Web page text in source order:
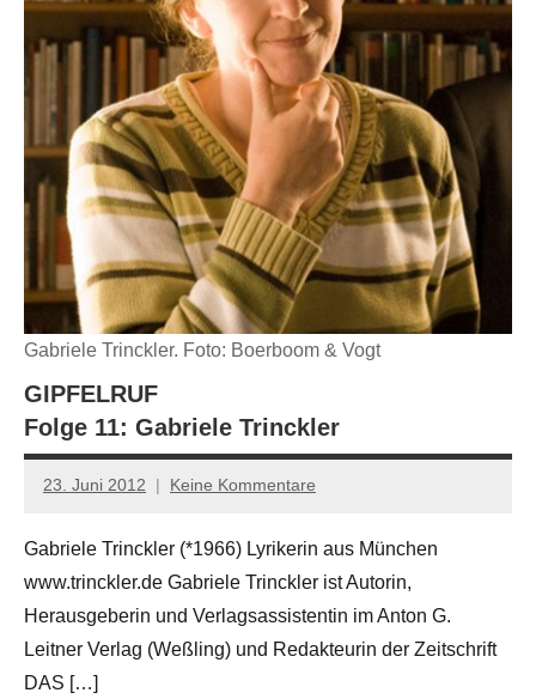
Gabriele Trinckler. Foto: Boerboom & Vogt
GIPFELRUF
Folge 11: Gabriele Trinckler
23. Juni 2012
Anton
Leitner
Keine Kommentare
Gabriele Trinckler (*1966) Lyrikerin aus München
www.trinckler.de Gabriele Trinckler ist Autorin,
Herausgeberin und Verlagsassistentin im Anton G.
Leitner Verlag (Weßling) und Redakteurin der Zeitschrift
DAS […]